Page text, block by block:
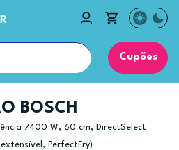
Cupões
BOSCH
7400 W, 60 cm, DirectSelect
PerfectFry)